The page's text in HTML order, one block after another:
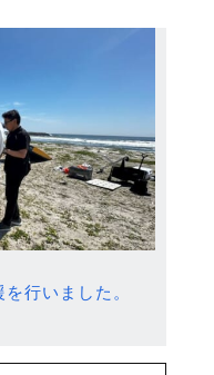
行いました。